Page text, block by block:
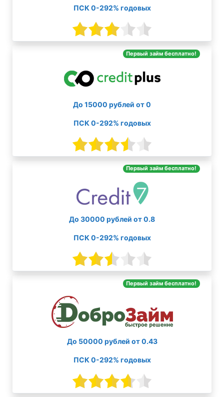
ПСК 0-292% годовых
Первый займ бесплатно!
До 15000 рублей от 0
ПСК 0-292% годовых
Первый займ бесплатно!
До 30000 рублей от 0.8
ПСК 0-292% годовых
Первый займ бесплатно!
До 50000 рублей от 0.43
ПСК 0-292% годовых